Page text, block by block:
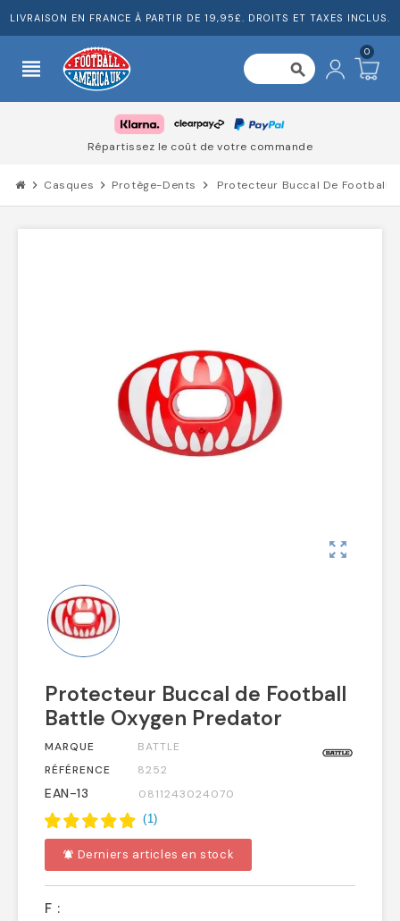
LIVRAISON EN FRANCE À PARTIR DE 19,95£. DROITS ET TAXES INCLUS.
view_headline search
0
Répartissez le coût de votre commande
chevron_right Casques chevron_right Protège-Dents chevron_right Protecteur Buccal De Football
zoom_out_map
Protecteur Buccal de Football
Battle Oxygen Predator
MARQUE
BATTLE
RÉFÉRENCE
8252
EAN-13 0811243024070
(1)
notifications_active Derniers articles en stock
F :